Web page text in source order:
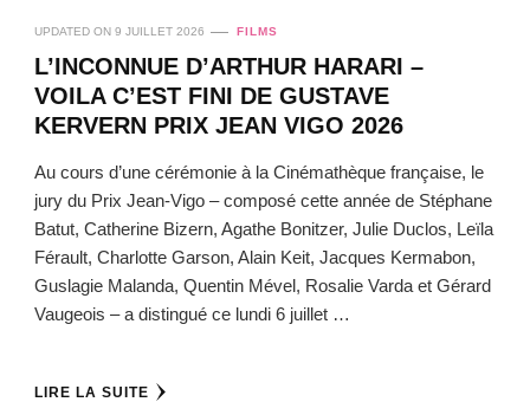
UPDATED ON 9 JUILLET 2026 FILMS
L’INCONNUE D’ARTHUR HARARI –
VOILA C’EST FINI DE GUSTAVE
KERVERN PRIX JEAN VIGO 2026
Au cours d’une cérémonie à la Cinémathèque française, le
jury du Prix Jean-Vigo – composé cette année de Stéphane
Batut, Catherine Bizern, Agathe Bonitzer, Julie Duclos, Leïla
Férault, Charlotte Garson, Alain Keit, Jacques Kermabon,
Guslagie Malanda, Quentin Mével, Rosalie Varda et Gérard
Vaugeois – a distingué ce lundi 6 juillet …
LIRE LA SUITE